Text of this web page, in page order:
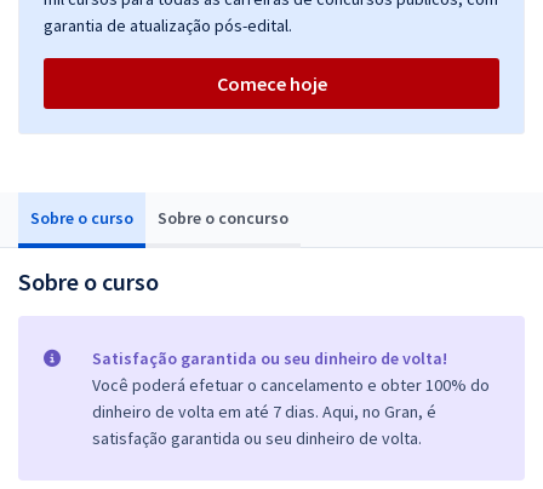
Sobre o curso Sobre o concurso
Sobre o curso
Satisfação garantida ou seu dinheiro de volta!
Você poderá efetuar o cancelamento e obter 100% do
dinheiro de volta em até 7 dias. Aqui, no Gran, é
satisfação garantida ou seu dinheiro de volta.
garantia de atualização pós-edital.
Comece hoje